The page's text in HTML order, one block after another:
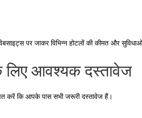
पर जाकर विभिन्न होटलों की कीमत और
लिए आवश्यक दस्तावेज
करें कि आपके पास सभी जरूरी दस्तावेज हैं।